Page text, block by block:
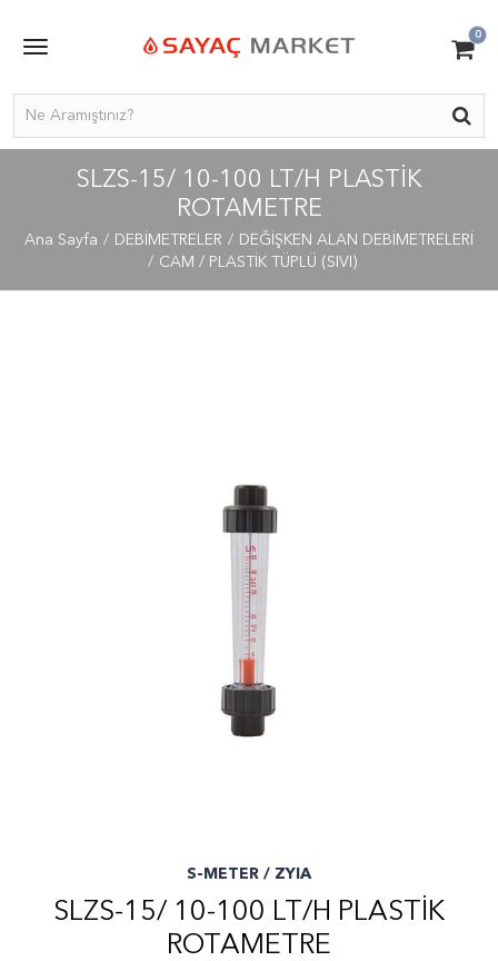
0
SLZS-15/ 10-100 LT/H PLASTIK
ROTAMETRE
Ana Sayfa DEBİMETRELER
DEĞİŞKEN ALAN DEBİMETRELERİ
CAM / PLASTİK TÜPLÜ (SIVI)
S-METER / ZYIA
SLZS-15/ 10-100 LT/H PLASTIK
ROTAMETRE